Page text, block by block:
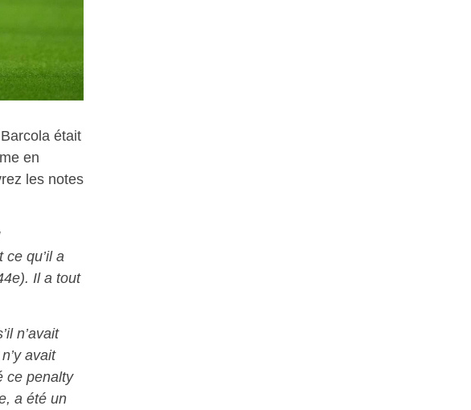
était
en
les notes
qu’il a
Il a tout
n’avait
avait
ce penalty
a été un